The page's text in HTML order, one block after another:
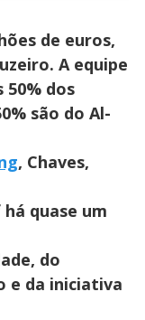
de euros,
A equipe
dos
são do Al-
, Chaves,
quase um
do
e da iniciativa